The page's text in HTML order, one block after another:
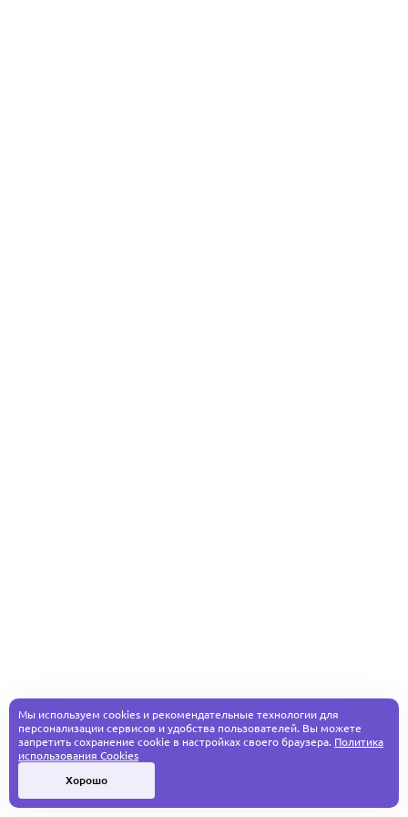
Мы используем cookies и рекомендательные технологии для
персонализации сервисов и удобства пользователей. Вы можете
запретить сохранение cookie в настройках своего браузера. Политика
использования Cookies
Хорошо